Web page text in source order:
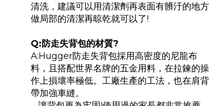
清洗，建議可以用清潔劑再表面有髒汙的地方
做局部的清潔再晾乾就可以了!
Q:防走失背包的材質?
A:Hugger防走失背包採用高密度的尼龍布
料，且搭配世界名牌的五金用料，在拉鍊的操
作上損壞率極低。工廠生產的工法，也在肩背
帶加強車縫。